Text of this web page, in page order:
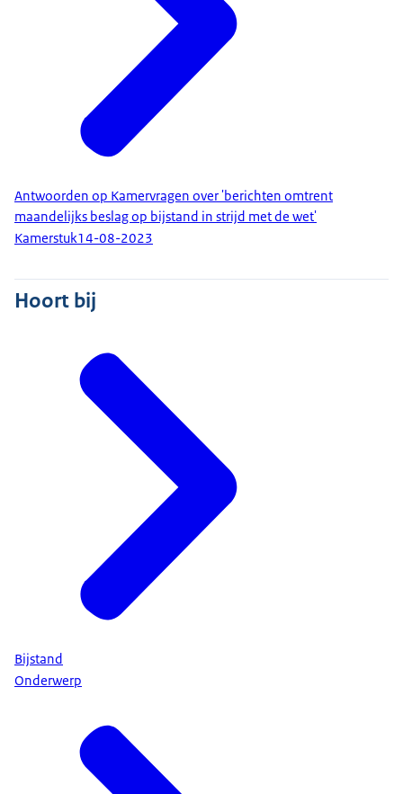
Antwoorden op Kamervragen over 'berichten omtrent
maandelijks beslag op bijstand in strijd met de wet'
Kamerstuk14-08-2023
Hoort bij
Bijstand
Onderwerp